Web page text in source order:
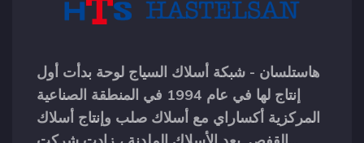
هاستلسان - شبكة أسلاك السياج لوحة بدأت أول
إنتاج لها في عام 1994 في المنطقة الصناعية
المركزية أكساراي مع أسلاك صلب وإنتاج أسلاك